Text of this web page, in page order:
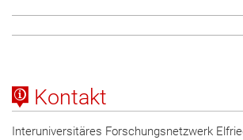
Kontakt
Interuniversitäres Forschungsnetzwerk